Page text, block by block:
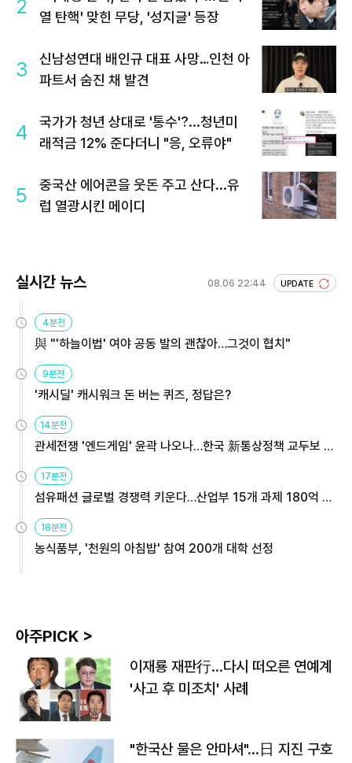
2
열 탄핵' 맞힌 무당, '성지글' 등장
3
신남성연대 배인규 대표 사망…인천 아
파트서 숨진 채 발견
4
국가가 청년 상대로 '통수'?...청년미
래적금 12% 준다더니 "응, 오류야"
5
중국산 에어콘을 웃돈 주고 산다...유
럽 열광시킨 메이디
실시간 뉴스 08.06 22:44 UPDATE
4분전
與 "'하늘이법' 여야 공동 발의 괜찮아…그것이 협치"
9분전
'캐시딜' 캐시워크 돈 버는 퀴즈, 정답은?
14분전
관세전쟁 '엔드게임' 윤곽 나오나…한국 新통상정책 교두보 활
용해야
17분전
섬유패션 글로벌 경쟁력 키운다…산업부 15개 과제 180억 지
원
18분전
농식품부, '천원의 아침밥' 참여 200개 대학 선정
아주PICK >
이재룡 재판行…다시 떠오른 연예계
'사고 후 미조치' 사례
"한국산 물은 안마셔"…日 지진 구호